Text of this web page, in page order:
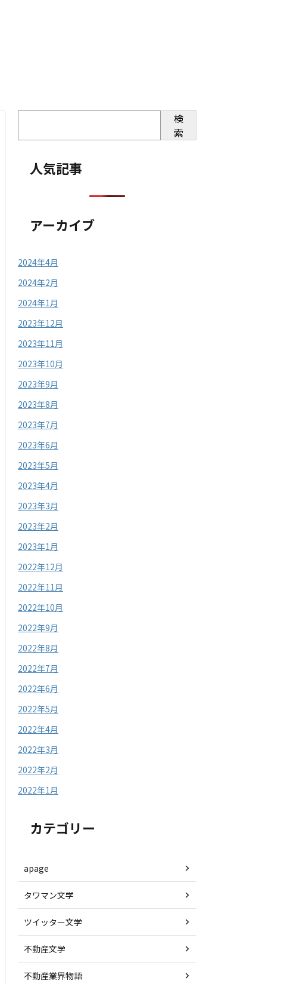
検
索
人気記事
アーカイブ
2024年4月
2024年2月
2024年1月
2023年12月
2023年11月
2023年10月
2023年9月
2023年8月
2023年7月
2023年6月
2023年5月
2023年4月
2023年3月
2023年2月
2023年1月
2022年12月
2022年11月
2022年10月
2022年9月
2022年8月
2022年7月
2022年6月
2022年5月
2022年4月
2022年3月
2022年2月
2022年1月
カテゴリー
apage
タワマン文学
ツイッター文学
不動産文学
不動産業界物語